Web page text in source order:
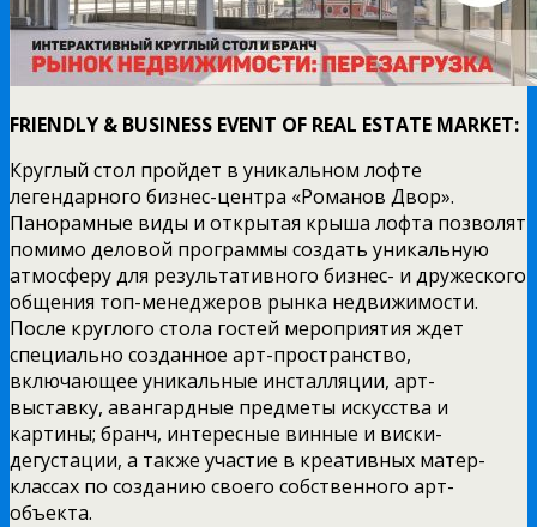
FRIENDLY & BUSINESS EVENT OF REAL ESTATE MARKET:
Круглый стол пройдет в уникальном лофте
легендарного бизнес-центра «Романов Двор».
Панорамные виды и открытая крыша лофта позволят
помимо деловой программы создать уникальную
атмосферу для результативного бизнес- и дружеского
общения топ-менеджеров рынка недвижимости.
После круглого стола гостей мероприятия ждет
специально созданное арт-пространство,
включающее уникальные инсталляции, арт-
выставку, авангардные предметы искусства и
картины; бранч, интересные винные и виски-
дегустации, а также участие в креативных матер-
классах по созданию своего собственного арт-
объекта.